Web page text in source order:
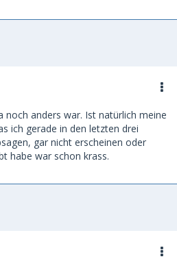
noch anders war. Ist natürlich meine
ich gerade in den letzten drei
gar nicht erscheinen oder
habe war schon krass.